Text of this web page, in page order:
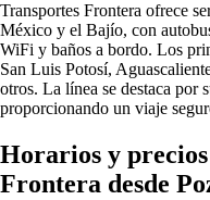
Transportes Frontera ofrece
México y el Bajío, con
WiFi y baños a bordo. Los
San Luis Potosí,
otros. La línea se destaca por
proporcionando un viaje
Horarios y
Frontera desde